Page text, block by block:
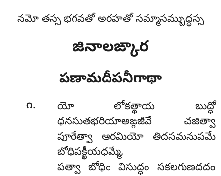
నమో తస్స భగవతో అరహతో సమ్మాసమ్బుద్ధస్స
జినాలఙ్కార
పణామదీపనీగాథా
౧.
యో లోకత్థాయ బుద్ధో
ధనసుతభరియాఅఙ్గజీవే చజిత్వా
పూరేత్వా ఆరమియో తిదసమనుపమే
బోధిపక్ఖీయధమ్మే,
పత్వా బోధిం విసుద్ధం సకలగుణదదం